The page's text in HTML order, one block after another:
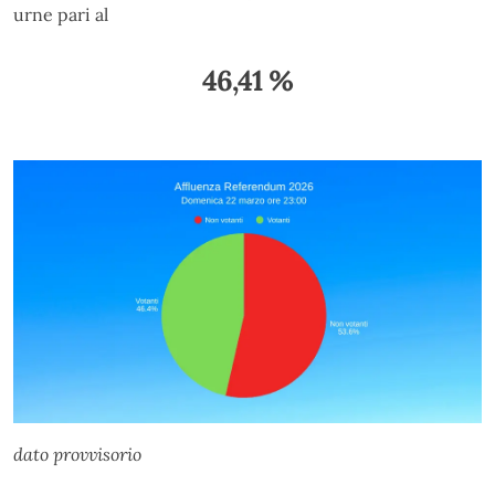
urne pari al
46,41 %
dato provvisorio